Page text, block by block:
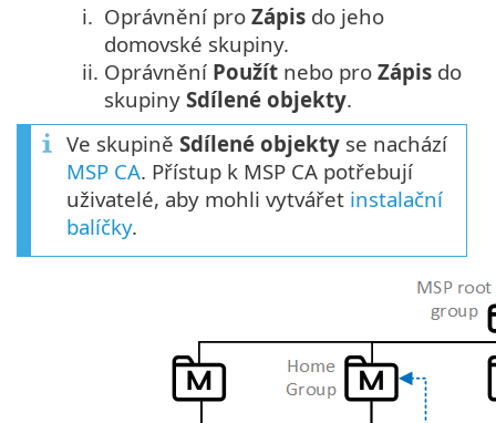
i. Oprávnění pro Zápis do jeho
domovské skupiny.
ii. Oprávnění Použít nebo pro Zápis do
skupiny Sdílené objekty.
Ve skupině Sdílené objekty se nachází
MSP CA. Přístup k MSP CA potřebují
uživatelé, aby mohli vytvářet instalační
balíčky.